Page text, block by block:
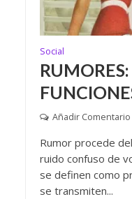
Social
Añadir Comentario
Rumor procede
ruido confuso de
se definen como
se transmiten...